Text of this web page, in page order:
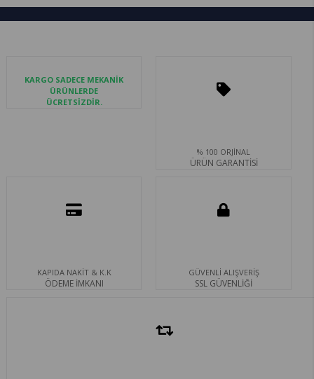
KARGO SADECE MEKANİK
ÜRÜNLERDE
ÜCRETSİZDİR.
% 100 ORJİNAL
ÜRÜN GARANTİSİ
KAPIDA NAKİT & K.K
ÖDEME İMKANI
GÜVENLİ ALIŞVERİŞ
SSL GÜVENLİĞİ